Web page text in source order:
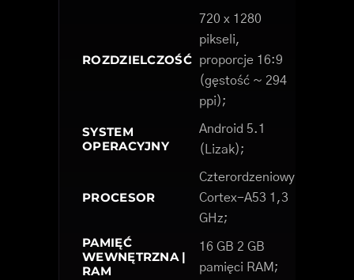
ROZDZIELCZOŚĆ
720 x 1280
pikseli,
proporcje 16:9
(gęstość ~ 294
ppi);
SYSTEM
OPERACYJNY
Android 5.1
(Lizak);
PROCESOR
Czterordzeniowy
Cortex-A53 1,3
GHz;
PAMIĘĆ
WEWNĘTRZNA |
RAM
16 GB 2 GB
pamięci RAM;